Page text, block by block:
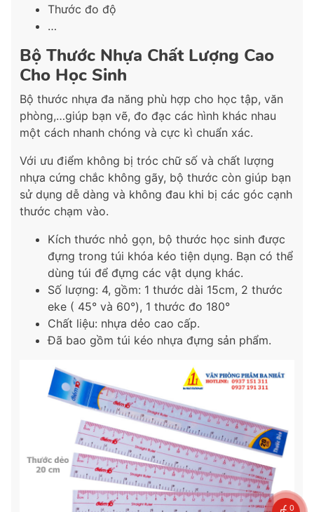
Thước đo độ
…
Bộ Thước Nhựa Chất Lượng Cao
Cho Học Sinh
Bộ thước nhựa đa năng phù hợp cho học tập, văn
phòng,…giúp bạn vẽ, đo đạc các hình khác nhau
một cách nhanh chóng và cực kì chuẩn xác.
Với ưu điểm không bị tróc chữ số và chất lượng
nhựa cứng chắc không gãy, bộ thước còn giúp bạn
sử dụng dễ dàng và không đau khi bị các góc cạnh
thước chạm vào.
Kích thước nhỏ gọn, bộ thước học sinh được
đựng trong túi khóa kéo tiện dụng. Bạn có thể
dùng túi để đựng các vật dụng khác.
Số lượng: 4, gồm: 1 thước dài 15cm, 2 thước
eke ( 45° và 60°), 1 thước đo 180°
Chất liệu: nhựa dẻo cao cấp.
Đã bao gồm túi kéo nhựa đựng sản phẩm.
0